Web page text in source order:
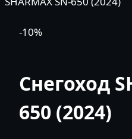
-10%
Снегоход
650 (2024)